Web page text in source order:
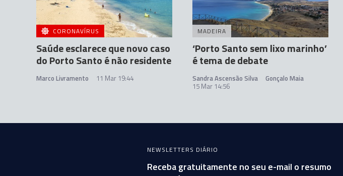
CORONAVÍRUS
Saúde esclarece que novo caso
do Porto Santo é não residente
Marco Livramento 11 Mar 19:44
MADEIRA
‘Porto Santo sem lixo marinho’
é tema de debate
Sandra Ascensão Silva
Gonçalo Maia
15 Mar 14:56
NEWSLETTERS DIÁRIO
Receba gratuitamente no seu e-mail o resumo